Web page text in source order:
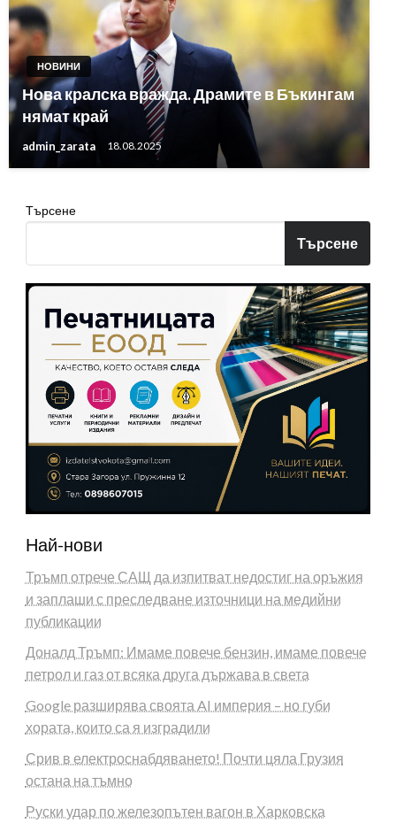
НОВИНИ
Нова кралска вражда. Драмите в Бъкингам
нямат край
admin_zarata 18.08.2025
Търсене
Търсене
Най-нови
Тръмп отрече САЩ да изпитват недостиг на оръжия
и заплаши с преследване източници на медийни
публикации
Доналд Тръмп: Имаме повече бензин, имаме повече
петрол и газ от всяка друга държава в света
Google разширява своята AI империя – но губи
хората, които са я изградили
Срив в електроснабдяването! Почти цяла Грузия
остана на тъмно
Руски удар по железопътен вагон в Харковска